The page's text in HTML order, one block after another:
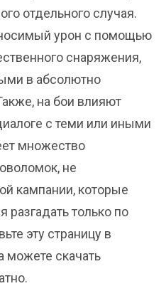
отдельного случая.
урон с помощью
снаряжения,
в абсолютно
на бои влияют
с теми или иными
множество
не
кампании, которые
разгадать только по
эту страницу в
можете скачать